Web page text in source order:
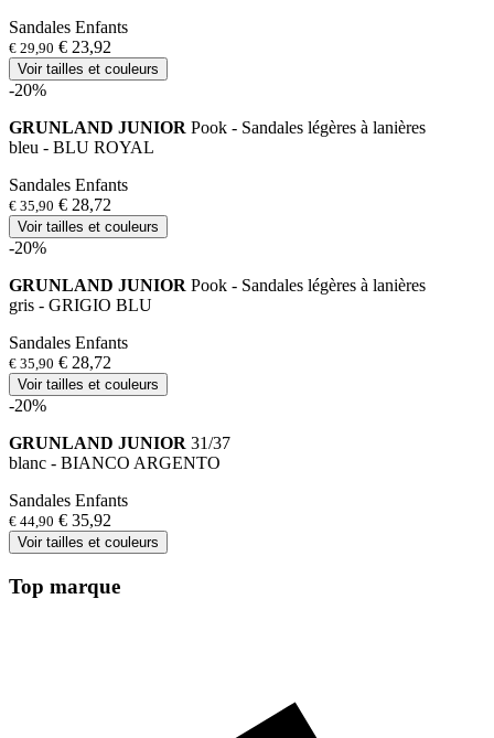
Sandales Enfants
€ 29,90 € 23,92
Voir tailles et couleurs
-20%
GRUNLAND JUNIOR Pook - Sandales légères à lanières
bleu - BLU ROYAL
Sandales Enfants
€ 35,90 € 28,72
Voir tailles et couleurs
-20%
GRUNLAND JUNIOR Pook - Sandales légères à lanières
gris - GRIGIO BLU
Sandales Enfants
€ 35,90 € 28,72
Voir tailles et couleurs
-20%
GRUNLAND JUNIOR 31/37
blanc - BIANCO ARGENTO
Sandales Enfants
€ 44,90 € 35,92
Voir tailles et couleurs
Top marque